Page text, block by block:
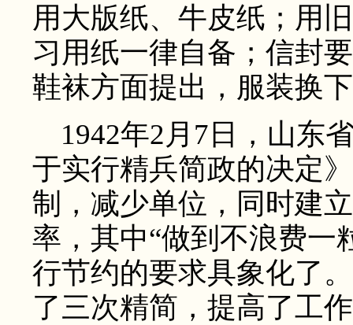
用大版纸、牛皮纸；用
习用纸一律自备；信封
鞋袜方面提出，服装换
1942年2月7日，山东
于实行精兵简政的决定
制，减少单位，同时建
率，其中“做到不浪费一
行节约的要求具象化了
了三次精简，提高了工